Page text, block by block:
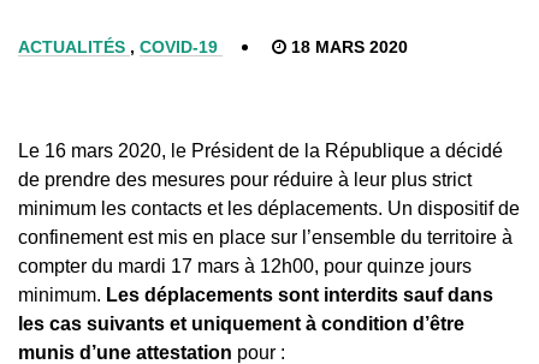
ACTUALITÉS , COVID-19 18 MARS 2020
Le 16 mars 2020, le Président de la République a décidé
de prendre des mesures pour réduire à leur plus strict
minimum les contacts et les déplacements. Un dispositif de
confinement est mis en place sur l’ensemble du territoire à
compter du mardi 17 mars à 12h00, pour quinze jours
minimum. Les déplacements sont interdits sauf dans
les cas suivants et uniquement à condition d’être
munis d’une attestation pour :